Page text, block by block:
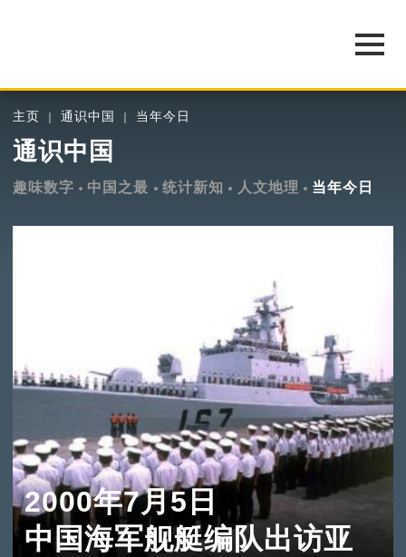
主页 通识中国 当年今日
通识中国
趣味数字 中国之最 统计新知 人文地理 当年今日
2000年7月5日
中国海军舰艇编队出访亚